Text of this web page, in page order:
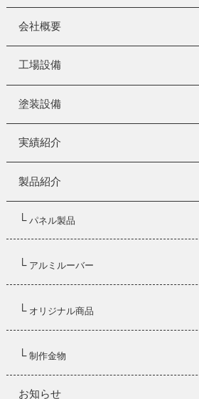
会社概要
工場設備
塗装設備
実績紹介
製品紹介
└ パネル製品
└ アルミルーバー
└ オリジナル商品
└ 制作金物
お知らせ